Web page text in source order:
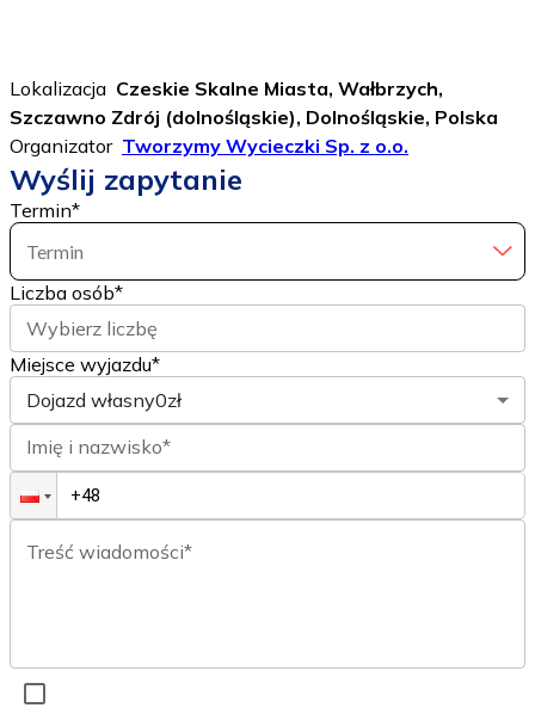
Lokalizacja Czeskie Skalne Miasta, Wałbrzych,
Szczawno Zdrój (dolnośląskie), Dolnośląskie, Polska
Organizator Tworzymy Wycieczki Sp. z o.o.
Wyślij zapytanie
Termin*
Termin
Liczba osób*
Wybierz liczbę
Miejsce wyjazdu*
Dojazd własny0zł
Imię i nazwisko*
Treść wiadomości*